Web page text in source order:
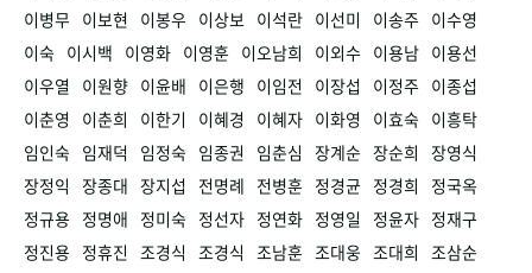
이병무 이보현 이봉우 이상보 이석란 이선미 이송주 이수영
이숙 이시백 이영화 이영훈 이오남희 이외수 이용남 이용선
이우열
이원향 이윤배 이은행 이임전 이장섭 이정주 이종섭
이춘영
이춘희 이한기 이혜경 이혜자 이화영 이효숙 이흥탁
임인숙 임재덕 임정숙 임종권 임춘심 장계순 장순희 장영식
장정익 장종대 장지섭 전명례 전병훈 정경균 정경희
정국옥
정규용 정명애 정미숙 정선자 정연화 정영일 정윤자 정재구
정진용 정휴진 조경식 조경식 조남훈 조대웅 조대희 조삼순